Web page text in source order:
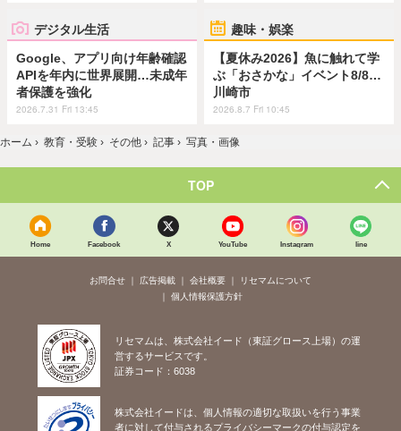
デジタル生活
Google、アプリ向け年齢確認
APIを年内に世界展開…未成年
者保護を強化
2026.7.31 Fri 13:45
趣味・娯楽
【夏休み2026】魚に触れて学
ぶ「おさかな」イベント8/8…
川崎市
2026.8.7 Fri 10:45
ホーム › 教育・受験 › その他 › 記事 › 写真・画像
TOP
Home Facebook X YouTube Instagram line
お問合せ 広告掲載 会社概要
リセマムについて
個人情報保護方針
リセマムは、株式会社イード（東証グロース上場）の運
営するサービスです。
証券コード：6038
株式会社イードは、個人情報の適切な取扱いを行う事業
者に対して付与されるプライバシーマークの付与認定を